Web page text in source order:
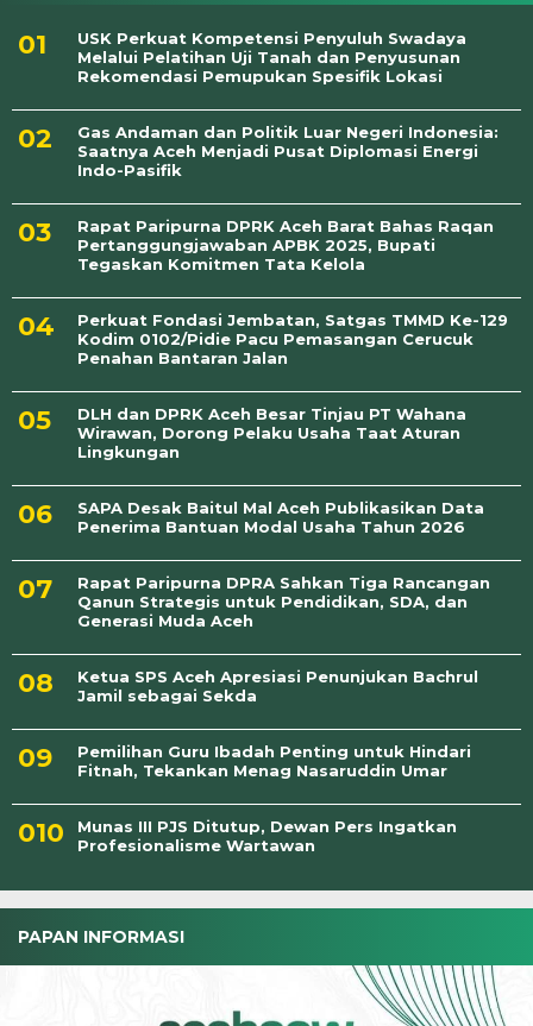
USK Perkuat Kompetensi Penyuluh Swadaya
Melalui Pelatihan Uji Tanah dan Penyusunan
Rekomendasi Pemupukan Spesifik Lokasi
Gas Andaman dan Politik Luar Negeri Indonesia:
Saatnya Aceh Menjadi Pusat Diplomasi Energi
Indo-Pasifik
Rapat Paripurna DPRK Aceh Barat Bahas Raqan
Pertanggungjawaban APBK 2025, Bupati
Tegaskan Komitmen Tata Kelola
Perkuat Fondasi Jembatan, Satgas TMMD Ke-129
Kodim 0102/Pidie Pacu Pemasangan Cerucuk
Penahan Bantaran Jalan
DLH dan DPRK Aceh Besar Tinjau PT Wahana
Wirawan, Dorong Pelaku Usaha Taat Aturan
Lingkungan
SAPA Desak Baitul Mal Aceh Publikasikan Data
Penerima Bantuan Modal Usaha Tahun 2026
Rapat Paripurna DPRA Sahkan Tiga Rancangan
Qanun Strategis untuk Pendidikan, SDA, dan
Generasi Muda Aceh
Ketua SPS Aceh Apresiasi Penunjukan Bachrul
Jamil sebagai Sekda
Pemilihan Guru Ibadah Penting untuk Hindari
Fitnah, Tekankan Menag Nasaruddin Umar
Munas III PJS Ditutup, Dewan Pers Ingatkan
Profesionalisme Wartawan
PAPAN INFORMASI